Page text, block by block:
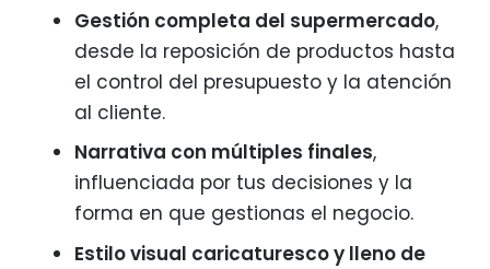
Gestión completa del supermercado,
desde la reposición de productos hasta
el control del presupuesto y la atención
al cliente.
Narrativa con múltiples finales,
influenciada por tus decisiones y la
forma en que gestionas el negocio.
Estilo visual caricaturesco y lleno de